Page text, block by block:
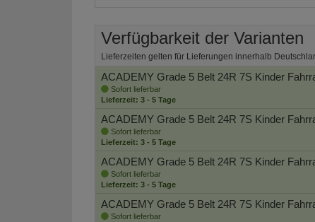
Verfügbarkeit der Varianten
Lieferzeiten gelten für Lieferungen innerhalb
ACADEMY Grade 5 Belt 24R 7S Kinder
Sofort lieferbar
Lieferzeit: 3 - 5 Tage
ACADEMY Grade 5 Belt 24R 7S Kinder
Sofort lieferbar
Lieferzeit: 3 - 5 Tage
ACADEMY Grade 5 Belt 24R 7S Kinder
Sofort lieferbar
Lieferzeit: 3 - 5 Tage
ACADEMY Grade 5 Belt 24R 7S Kinder
Sofort lieferbar